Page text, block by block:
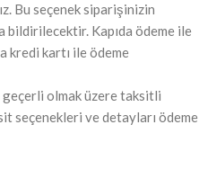
Bu seçenek siparişinizin
bildirilecektir. Kapıda ödeme ile
kredi kartı ile ödeme
olmak üzere taksitli
seçenekleri ve detayları ödeme